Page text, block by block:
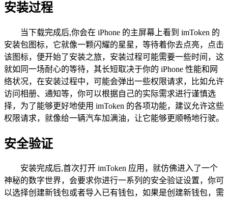
安装过程
当下载完成后,你会在 iPhone 的主屏幕上看到 imToken 的
安装包图标，它就像一颗闪耀的星星，等待着你去点亮，点击
该图标，便开始了安装之旅，安装过程可能需要一些时间，这
就如同一场耐心的等待，其长短取决于你的 iPhone 性能和网
络状况，在安装过程中，可能会弹出一些权限请求，比如允许
访问相册、通知等，你可以根据自己的实际需求进行谨慎选
择，为了能够更好地使用 imToken 的各项功能，建议允许这些
权限请求，就像给一辆汽车加满油，让它能够更顺畅地行驶。
安全验证
安装完成后,首次打开 imToken 应用，就仿佛进入了一个
神秘的数字世界，会要求你进行一系列的安全验证设置，你可
以选择创建新钱包或者导入已有钱包，如果是创建新钱包，需